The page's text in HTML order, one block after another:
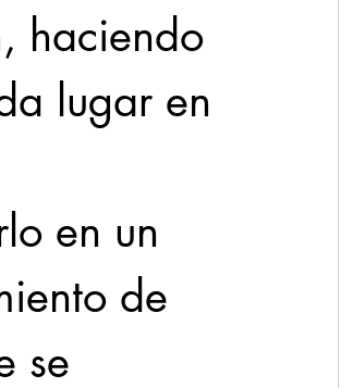
haciendo
lugar en
en un
de
se